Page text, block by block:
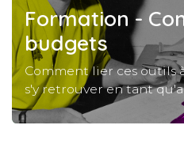
Formation -
budgets
Comment lier ces outils
s'y retrouver en tant